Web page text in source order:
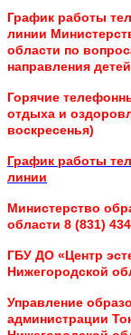
График работы
линии
области по
направления
Горячие
отдыха и
воскресенья)
График работы
линии
Министерство
области 8 (831)
ГБУ ДО «Центр
Нижегородской
Управление
администрации